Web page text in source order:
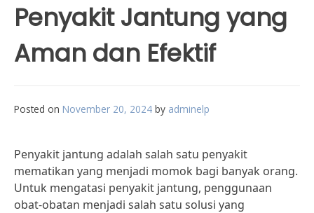
Penyakit Jantung yang
Aman dan Efektif
Posted on November 20, 2024 by adminelp
Penyakit jantung adalah salah satu penyakit
mematikan yang menjadi momok bagi banyak orang.
Untuk mengatasi penyakit jantung, penggunaan
obat-obatan menjadi salah satu solusi yang